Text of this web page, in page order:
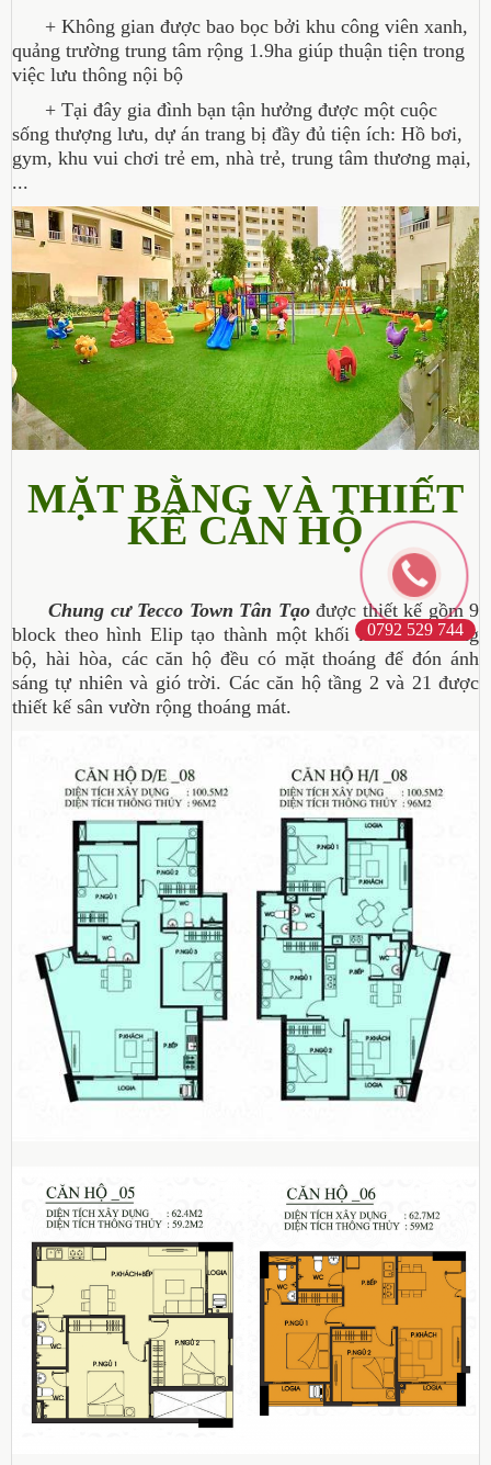
+ Không gian được bao bọc bởi khu công viên xanh,
quảng trường trung tâm rộng 1.9ha giúp thuận tiện trong
việc lưu thông nội bộ
+ Tại đây gia đình bạn tận hưởng được một cuộc
sống thượng lưu, dự án trang bị đầy đủ tiện ích: Hồ bơi,
gym, khu vui chơi trẻ em, nhà trẻ, trung tâm thương mại,
...
MẶT BẰNG VÀ THIẾT
KẾ CĂN HỘ
Chung cư Tecco Town Tân Tạođược thiết kế gồm 9
block theo hình Elip tạo thành một khối kiến trúc đồng
bộ, hài hòa, các căn hộ đều có mặt thoáng để đón ánh
sáng tự nhiên và gió trời. Các căn hộ tầng 2 và 21 được
thiết kế sân vườn rộng thoáng mát.
0792 529 744